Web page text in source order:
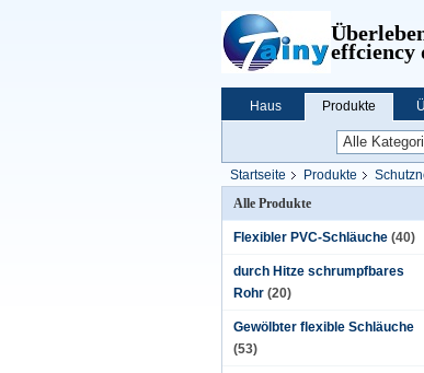
effciency
Haus Produkte
Startseite Produkte
Alle Produkte
Flexibler PVC-Schläuche (40)
durch Hitze schrumpfbares
Rohr (20)
Gewölbter flexible Schläuche
(53)